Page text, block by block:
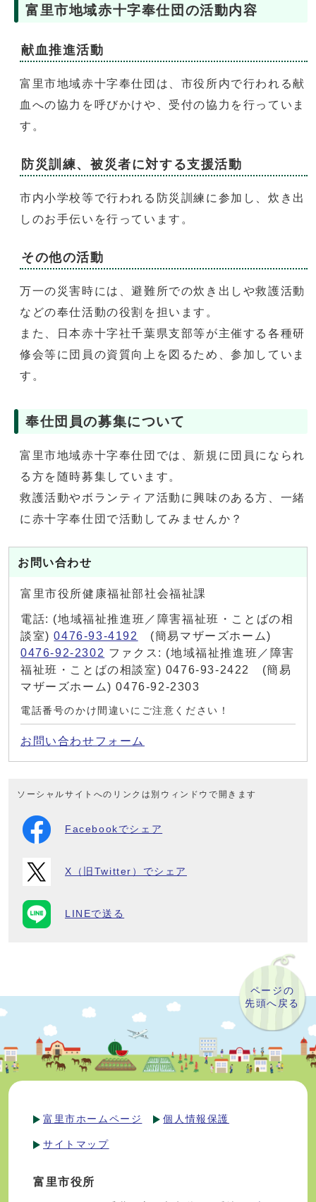
富里市地域赤十字奉仕団の活動内容
献血推進活動
富里市地域赤十字奉仕団は、市役所内で行われる献
血への協力を呼びかけや、受付の協力を行っていま
す。
防災訓練、被災者に対する支援活動
市内小学校等で行われる防災訓練に参加し、炊き出
しのお手伝いを行っています。
その他の活動
万一の災害時には、避難所での炊き出しや救護活動
などの奉仕活動の役割を担います。
また、日本赤十字社千葉県支部等が主催する各種研
修会等に団員の資質向上を図るため、参加していま
す。
奉仕団員の募集について
富里市地域赤十字奉仕団では、新規に団員になられ
る方を随時募集しています。
救護活動やボランティア活動に興味のある方、一緒
に赤十字奉仕団で活動してみませんか？
お問い合わせ
富里市役所健康福祉部社会福祉課
電話: (地域福祉推進班／障害福祉班・ことばの相
談室)0476-93-4192
(簡易マザーズホーム)
0476-92-2302 ファクス: (地域福祉推進班／障害
福祉班・ことばの相談室) 0476-93-2422 (簡易
マザーズホーム) 0476-92-2303
電話番号のかけ間違いにご注意ください！
お問い合わせフォーム
ソーシャルサイトへのリンクは別ウィンドウで開きます
Facebookでシェア
X（旧Twitter）でシェア
LINEで送る
ページの
先頭へ戻る
富里市ホームページ 個人情報保護
サイトマップ
富里市役所